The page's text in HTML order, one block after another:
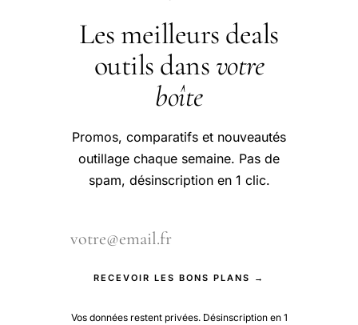
Les meilleurs deals
outils dansvotre
boîte
Promos, comparatifs et nouveautés
outillage chaque semaine. Pas de
spam, désinscription en 1 clic.
RECEVOIR LES BONS PLANS →
Vos données restent privées. Désinscription en 1